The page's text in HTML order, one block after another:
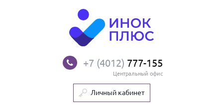
+7 (4012) 777-155
Центральный офис
Личный кабинет